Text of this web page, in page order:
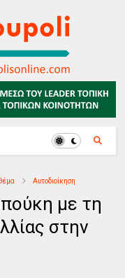
Αυτοδιοίκηση
με τη
στην